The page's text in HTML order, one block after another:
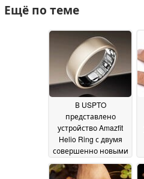
Ещё по теме
В USPTO
представлено
устройство Amazfit
Helio Ring с двумя
совершенно новыми
датчиками, в том
числе датчиком ЭКГ